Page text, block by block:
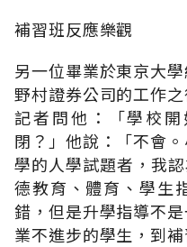
補習班反應樂觀
另一位畢業於東京大
野村證券公司的工作
記者問他：「學校
閉？」他說：「不會
學的人學試題者，我
德教育、體育、學生
錯，但是升學指導不
業不進步的學生，到